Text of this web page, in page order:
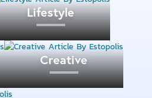
การอำนวยความสะดวกใน
ยื่นกู้นอกสถานที่, จัดอัตรา
ษให้กับลูกค้าที่ซื้อบ้านหรือคอน
เพื่อจูงใจให้ลูกค้าเลือกใช้
ฯลฯ ซึ่งก็ถือว่าเป็นข้อดีอีก
สินเชื่อบ้านและคอนโดใน
Lifestyle
Creative